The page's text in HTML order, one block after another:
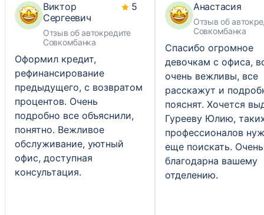
Виктор
Сергеевич
Отзыв об автокредите
Совкомбанка
5
Оформил кредит,
рефинансирование
предыдущего, с возвратом
процентов. Очень
подробно все объяснили,
понятно. Вежливое
обслуживание, уютный
офис, доступная
консультация.
Анастасия
Отзыв об
Совкомбанка
Спасибо огромное
девочкам с офиса,
очень вежливы, все
расскажут и
пояснят. Хочется
Гурееву Юлию,
профессионалов
еще поискать. Очень
благодарна вашему
отделению.